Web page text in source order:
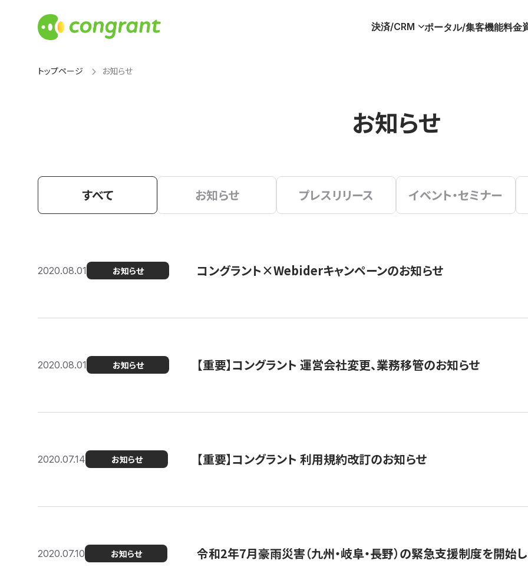
決済/CRM ポータル/集客機能料金
トップページ お知らせ
お知らせ
すべて お知らせ プレスリリース イベント・セミナー
2020.08.01 お知らせ コングラント×Webiderキャンペーンのお知らせ
2020.08.01 お知らせ 【重要】コングラント 運営会社変更、業務移管のお知らせ
2020.07.14 お知らせ 【重要】コングラント 利用規約改訂のお知らせ
2020.07.10 お知らせ 令和2年7月豪雨災害（九州・岐阜・長野）の緊急支援制度を開始